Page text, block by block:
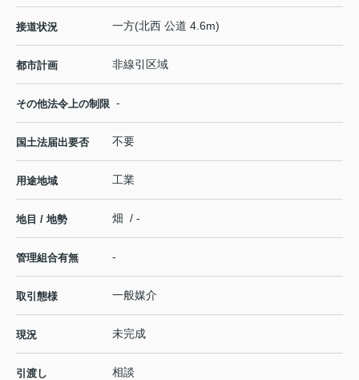
接道状況 一方(北西 公道 4.6m)
都市計画 非線引区域
その他法令上の制限 -
国土法届出要否 不要
用途地域 工業
地目 / 地勢 畑 / -
管理組合有無 -
取引態様 一般媒介
現況 未完成
引渡し 相談